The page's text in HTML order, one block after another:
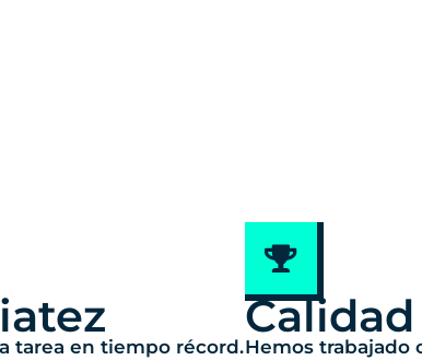
tarea en tiempo récord.
Calidad
Hemos trabajado